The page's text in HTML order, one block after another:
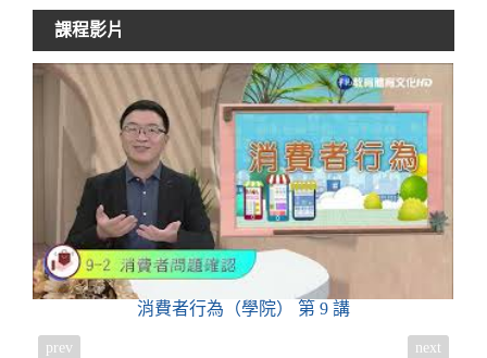
課程影片
消費者行為（學院） 第 9 講
prev next